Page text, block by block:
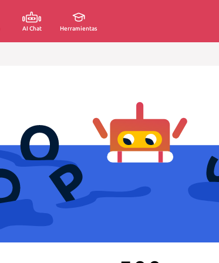
AI Chat Herramientas